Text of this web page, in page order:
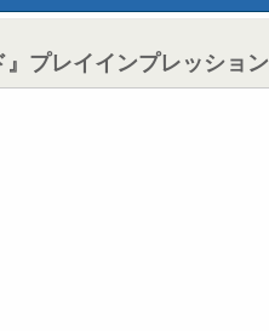
プレイインプレッション